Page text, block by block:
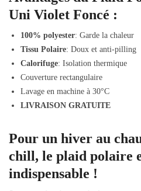
Uni Violet Foncé :
100% polyester: Garde la chaleur
Tissu Polaire: Doux et anti-pilling
Calorifuge: Isolation thermique
Couverture rectangulaire
Lavage en machine à 30°C
LIVRAISON GRATUITE
Pour un hiver au
chill, le plaid polaire
indispensable !